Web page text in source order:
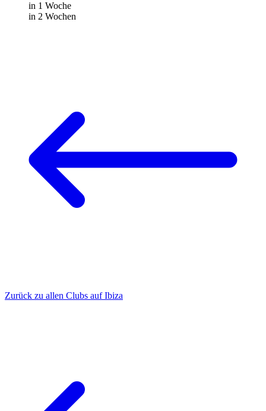
in 1 Woche
in 2 Wochen
Zurück zu allen Clubs auf Ibiza